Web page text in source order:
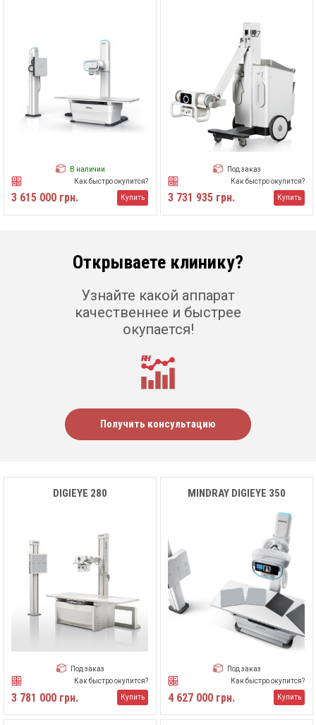
В наличии
Как быстро окупится?
3 615 000 грн. Купить
Под заказ
Как быстро окупится?
3 731 935 грн. Купить
Открываете клинику?
Узнайте какой аппарат
качественнее и быстрее
окупается!
Получить консультацию
DIGIEYE 280
Под заказ
Как быстро окупится?
3 781 000 грн. Купить
MINDRAY DIGIEYE 350
Под заказ
Как быстро окупится?
4 627 000 грн. Купить